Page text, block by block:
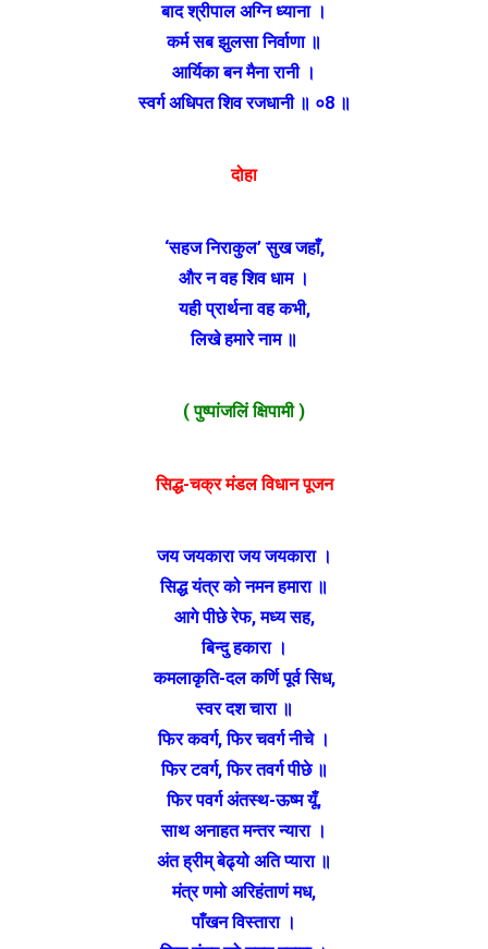
बाद श्रीपाल अग्नि ध्याना ।
कर्म सब झुलसा निर्वाणा ॥
आर्यिका बन मैना रानी ।
स्वर्ग अधिपत शिव रजधानी ॥ ०8 ॥
दोहा
‘सहज निराकुल’ सुख जहाँ,
और न वह शिव धाम ।
यही प्रार्थना वह कभी,
लिखे हमारे नाम ॥
( पुष्पांजलिं क्षिपामी )
सिद्ध-चक्र मंडल विधान पूजन
जय जयकारा जय जयकारा ।
सिद्ध यंत्र को नमन हमारा ॥
आगे पीछे रेफ, मध्य सह,
बिन्दु हकारा ।
कमलाकृति-दल कर्णि पूर्व सिध,
स्वर दश चारा ॥
फिर कवर्ग, फिर चवर्ग नीचे ।
फिर टवर्ग, फिर तवर्ग पीछे ॥
फिर पवर्ग अंतस्थ-ऊष्म यूँ,
साथ अनाहत मन्तर न्यारा ।
अंत ह्रीम् बेढ्यो अति प्यारा ॥
मंत्र णमो अरिहंताणं मध,
पाँखन विस्तारा ।